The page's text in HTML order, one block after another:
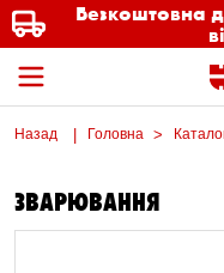
Безкоштовна
Назад Головна
ЗВАРЮВАННЯ